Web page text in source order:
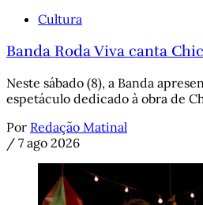
Cultura
Banda Roda Viva canta
Neste sábado (8), a Banda
espetáculo dedicado à obra de
Por Redação Matinal
/ 7 ago 2026